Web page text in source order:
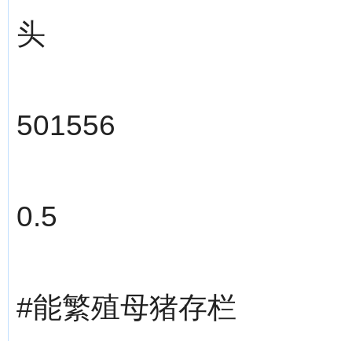
头
501556
0.5
#能繁殖母猪存栏